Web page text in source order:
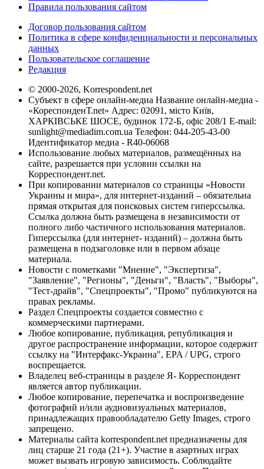
Правила пользования сайтом
Договор пользования сайтом
Политика в сфере конфиденциальности и персональных
данных
Пользовательское соглашение
Редакция
© 2000-2026, Korrespondent.net
Субъект в сфере онлайн-медиа Название онлайн-медиа -
«КореспонденТ.net» Адрес: 02091, місто Київ,
ХАРКІВСЬКЕ ШОСЕ, будинок 172-Б, офіс 208/1 E-mail:
sunlight@mediadim.com.ua Телефон: 044-205-43-00
Идентификатор медиа - R40-06068
Использование любых материалов, размещённых на
сайте, разрешается при условии ссылки на
Корреспондент.net.
При копировании материалов со страницы «Новости
Украины и мира», для интернет-изданий – обязательна
прямая открытая для поисковых систем гиперссылка.
Ссылка должна быть размещена в независимости от
полного либо частичного использования материалов.
Гиперссылка (для интернет- изданий) – должна быть
размещена в подзаголовке или в первом абзаце
материала.
Новости с пометками "Мнение", "Экспертиза",
"Заявление", "Регионы", "Деньги", "Власть", "Выборы",
"Тест-драйв", "Спецпроекты", "Промо" публикуются на
правах рекламы.
Раздел Спецпроекты создается совместно с
коммерческими партнерами.
Любое копирование, публикация, републикация и
другое распространение информации, которое содержит
ссылку на "Интерфакс-Украина", EPA / UPG, строго
воспрещается.
Владелец веб-страницы в разделе Я- Корреспондент
является автор публикации.
Любое копирование, перепечатка и воспроизведение
фотографий и/или аудиовизуальных материалов,
принадлежащих правообладателю Getty Images, строго
запрещено.
Материалы сайта korrespondent.net предназначены для
лиц старше 21 года (21+). Участие в азартных играх
может вызвать игровую зависимость. Соблюдайте